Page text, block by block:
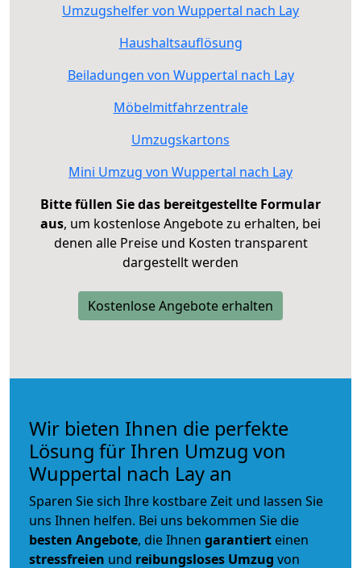
Umzugshelfer von Wuppertal nach Lay
Haushaltsauflösung
Beiladungen von Wuppertal nach Lay
Möbelmitfahrzentrale
Umzugskartons
Mini Umzug von Wuppertal nach Lay
Bitte füllen Sie das bereitgestellte Formular
aus, um kostenlose Angebote zu erhalten, bei
denen alle Preise und Kosten transparent
dargestellt werden
Kostenlose Angebote erhalten
Wir bieten Ihnen die perfekte
Lösung für Ihren Umzug von
Wuppertal nach Lay an
Sparen Sie sich Ihre kostbare Zeit und lassen Sie
uns Ihnen helfen. Bei uns bekommen Sie die
besten Angebote, die Ihnen garantiert einen
stressfreien und reibungsloses Umzug von